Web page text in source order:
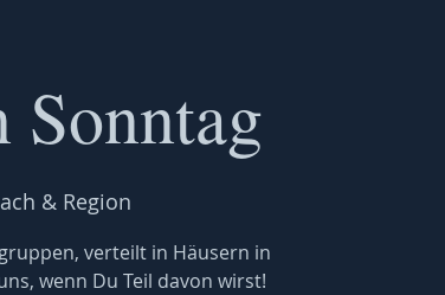
& Region
verteilt in Häusern in
wenn Du Teil davon wirst!